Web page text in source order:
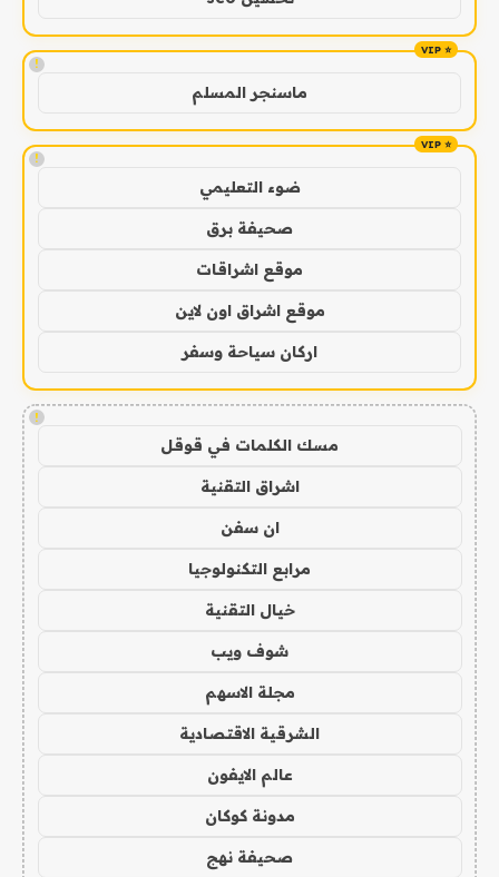
!
ماسنجر المسلم
!
ضوء التعليمي
صحيفة برق
موقع اشراقات
موقع اشراق اون لاين
اركان سياحة وسفر
!
مسك الكلمات في قوقل
اشراق التقنية
ان سفن
مرابع التكنولوجيا
خيال التقنية
شوف ويب
مجلة الاسهم
الشرقية الاقتصادية
عالم الايفون
مدونة كوكان
صحيفة نهج